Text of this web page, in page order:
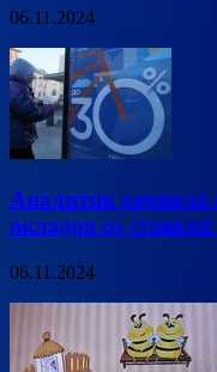
06.11.2024
Аналитик оценила
вкладов со
06.11.2024